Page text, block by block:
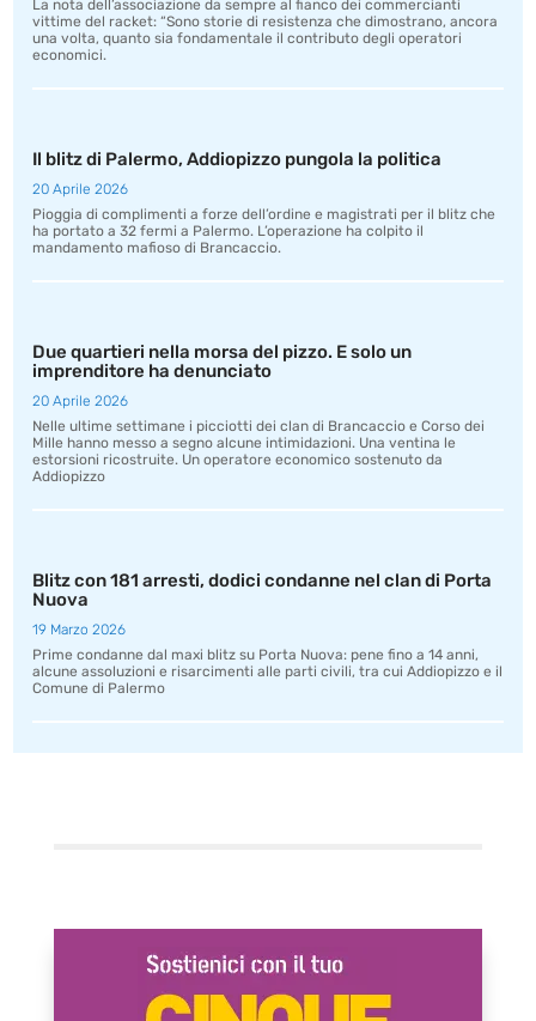
La nota dell’associazione da sempre al fianco dei commercianti
vittime del racket: “Sono storie di resistenza che dimostrano, ancora
una volta, quanto sia fondamentale il contributo degli operatori
economici.
Il blitz di Palermo, Addiopizzo pungola la politica
20 Aprile 2026
Pioggia di complimenti a forze dell’ordine e magistrati per il blitz che
ha portato a 32 fermi a Palermo. L’operazione ha colpito il
mandamento mafioso di Brancaccio.
Due quartieri nella morsa del pizzo. E solo un
imprenditore ha denunciato
20 Aprile 2026
Nelle ultime settimane i picciotti dei clan di Brancaccio e Corso dei
Mille hanno messo a segno alcune intimidazioni. Una ventina le
estorsioni ricostruite. Un operatore economico sostenuto da
Addiopizzo
Blitz con 181 arresti, dodici condanne nel clan di Porta
Nuova
19 Marzo 2026
Prime condanne dal maxi blitz su Porta Nuova: pene fino a 14 anni,
alcune assoluzioni e risarcimenti alle parti civili, tra cui Addiopizzo e il
Comune di Palermo